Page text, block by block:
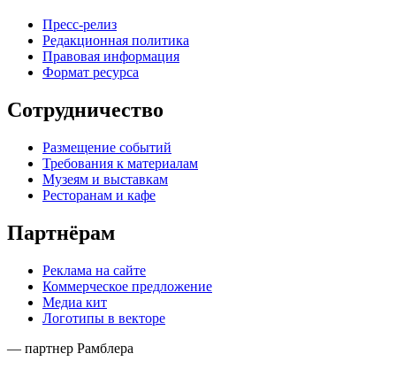
Пресс-релиз
Редакционная политика
Правовая информация
Формат ресурса
Сотрудничество
Размещение событий
Требования к материалам
Музеям и выставкам
Ресторанам и кафе
Партнёрам
Реклама на сайте
Коммерческое предложение
Медиа кит
Логотипы в векторе
— партнер Рамблера